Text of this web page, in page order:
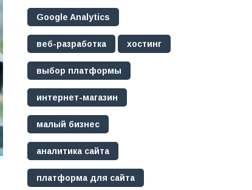
Google Analytics
веб-разработка хостинг
выбор платформы
интернет-магазин
малый бизнес
аналитика сайта
платформа для сайта